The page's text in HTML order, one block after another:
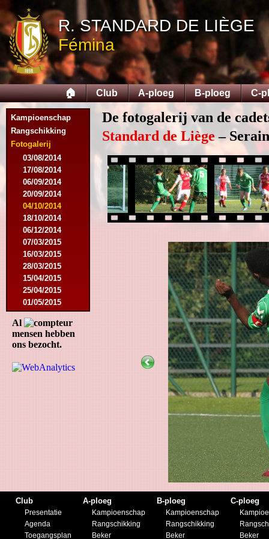
R. STANDARD DE LIÈGE
Fémina
🏠 Club A-ploeg B-ploeg C-
Kampioenschap
Rangschikking
Fotogalerij
03/08/2014
17/08/2014
06/09/2014
20/09/2014
04/10/2014
18/10/2014
06/12/2014
07/03/2015
16/03/2015
28/03/2015
15/04/2015
25/04/2015
01/05/2015
14/05/2015
17/05/2015
05/09/2015
13/09/2015
19/09/2015
10/10/2015
20/08/2016
08/10/2016
Al
mensen hebben
ons bezocht.
De fotogalerij van de
Standard de Liège–
Club
Presentatie
Agenda
Toegangsplan
A-ploeg
Kampioenschap
Rangschikking
Beker
B-ploeg
Kampioenschap
Rangschikking
Beker
C-ploeg
Beker